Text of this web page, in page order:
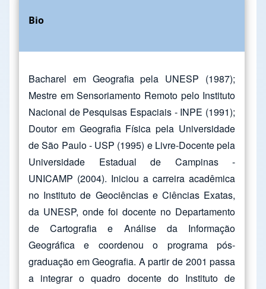
Bio
Bacharel em Geografia pela UNESP (1987);
Mestre em Sensoriamento Remoto pelo Instituto
Nacional de Pesquisas Espaciais - INPE (1991);
Doutor em Geografia Física pela Universidade
de São Paulo - USP (1995) e Livre-Docente pela
Universidade Estadual de Campinas -
UNICAMP (2004). Iniciou a carreira acadêmica
no Instituto de Geociências e Ciências Exatas,
da UNESP, onde foi docente no Departamento
de Cartografia e Análise da Informação
Geográfica e coordenou o programa pós-
graduação em Geografia. A partir de 2001 passa
a integrar o quadro docente do Instituto de